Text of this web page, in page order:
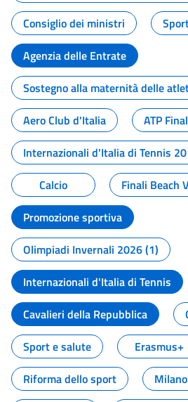
Consiglio dei ministri
Agenzia delle Entrate
Sostegno alla maternità delle
Aero Club d'Italia
ATP
Internazionali d'Italia di Tennis
Calcio
Finali Beach
Promozione sportiva
Olimpiadi Invernali 2026 (1)
Internazionali d'Italia di Tennis
Cavalieri della Repubblica
Sport e salute
Erasmus+
Riforma dello sport